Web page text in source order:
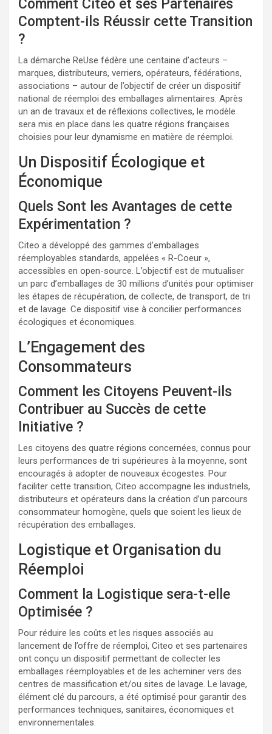
Comment Citeo et ses Partenaires
Comptent-ils Réussir cette Transition
?
La démarche ReUse fédère une centaine d’acteurs –
marques, distributeurs, verriers, opérateurs, fédérations,
associations – autour de l’objectif de créer un dispositif
national de réemploi des emballages alimentaires. Après
un an de travaux et de réflexions collectives, le modèle
sera mis en place dans les quatre régions françaises
choisies pour leur dynamisme en matière de réemploi.
Un Dispositif Écologique et
Économique
Quels Sont les Avantages de cette
Expérimentation ?
Citeo a développé des gammes d’emballages
réemployables standards, appelées « R-Coeur »,
accessibles en open-source. L’objectif est de mutualiser
un parc d’emballages de 30 millions d’unités pour optimiser
les étapes de récupération, de collecte, de transport, de tri
et de lavage. Ce dispositif vise à concilier performances
écologiques et économiques.
L’Engagement des
Consommateurs
Comment les Citoyens Peuvent-ils
Contribuer au Succès de cette
Initiative ?
Les citoyens des quatre régions concernées, connus pour
leurs performances de tri supérieures à la moyenne, sont
encouragés à adopter de nouveaux écogestes. Pour
faciliter cette transition, Citeo accompagne les industriels,
distributeurs et opérateurs dans la création d’un parcours
consommateur homogène, quels que soient les lieux de
récupération des emballages.
Logistique et Organisation du
Réemploi
Comment la Logistique sera-t-elle
Optimisée ?
Pour réduire les coûts et les risques associés au
lancement de l’offre de réemploi, Citeo et ses partenaires
ont conçu un dispositif permettant de collecter les
emballages réemployables et de les acheminer vers des
centres de massification et/ou sites de lavage. Le lavage,
élément clé du parcours, a été optimisé pour garantir des
performances techniques, sanitaires, économiques et
environnementales.